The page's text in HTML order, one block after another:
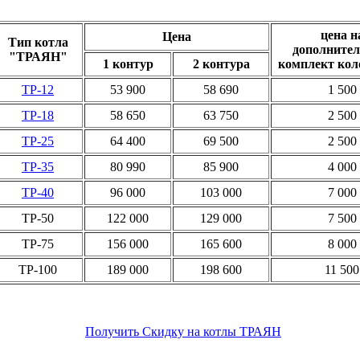
Тип котла
"ТРАЯН"
Цена
цена
комплект
1 контур
2 контура
ТР-12 53 900 58 690
1 500
ТР-18 58 650 63 750
2 500
ТР-25 64 400 69 500
2 500
ТР-35 80 990 85 900
4 000
ТР-40 96 000 103 000
7 000
ТР-50 122 000 129 000
7 500
ТР-75 156 000 165 600
8 000
ТР-100 189 000 198 600 11 500
Получить Скидку на котлы ТРАЯН